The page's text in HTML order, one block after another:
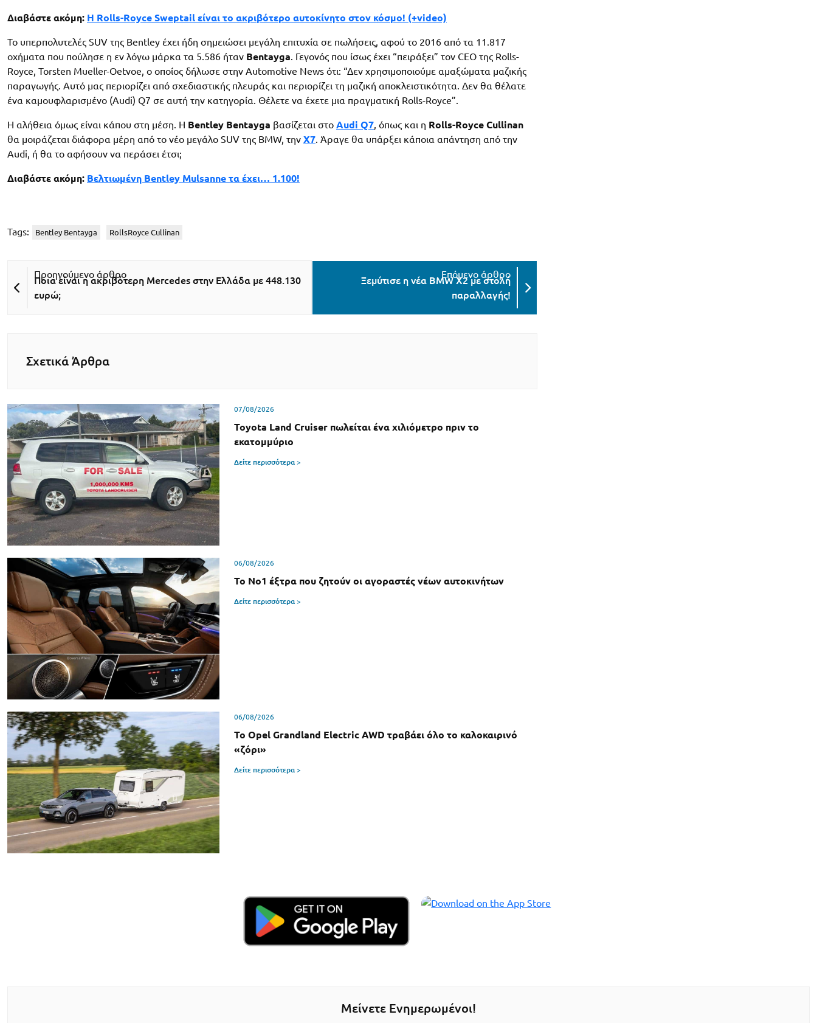
Διαβάστε ακόμη: Η Rolls-Royce Sweptail είναι το ακριβότερο αυτοκίνητο στον κόσμο! (+video)
To υπερπολυτελές SUV της Bentley έχει ήδη σημειώσει μεγάλη επιτυχία σε πωλήσεις, αφού το 2016 από τα 11.817
οχήματα που πούλησε η εν λόγω μάρκα τα 5.586 ήταν Bentayga. Γεγονός που ίσως έχει “πειράξει” τον CEO της Rolls-
Royce, Torsten Mueller-Oetvoe, ο οποίος δήλωσε στην Automotive News ότι: “Δεν χρησιμοποιούμε αμαξώματα μαζικής
παραγωγής. Αυτό μας περιορίζει από σχεδιαστικής πλευράς και περιορίζει τη μαζική αποκλειστικότητα. Δεν θα θέλατε
ένα καμουφλαρισμένο (Audi) Q7 σε αυτή την κατηγορία. Θέλετε να έχετε μια πραγματική Rolls-Royce”.
Η αλήθεια όμως είναι κάπου στη μέση. Η Bentley Bentayga βασίζεται στο Audi Q7, όπως και η Rolls-Royce Cullinan
θα μοιράζεται διάφορα μέρη από το νέο μεγάλο SUV της BMW, την X7. Άραγε θα υπάρξει κάποια απάντηση από την
Audi, ή θα το αφήσουν να περάσει έτσι;
Διαβάστε ακόμη: Βελτιωμένη Bentley Mulsanne τα έχει… 1.100!
Tags: Bentley Bentayga RollsRoyce Cullinan
Ποια είναι η ακριβότερη Mercedes στην Ελλάδα με 448.130
ευρώ;
Ξεμύτισε η νέα BMW X2 με στολή
παραλλαγής!
Σχετικά Άρθρα
07/08/2026
Toyota Land Cruiser πωλείται ένα χιλιόμετρο πριν το
εκατομμύριο
Δείτε περισσότερα >
06/08/2026
Το Νο1 έξτρα που ζητούν οι αγοραστές νέων αυτοκινήτων
Δείτε περισσότερα >
06/08/2026
Το Opel Grandland Electric AWD τραβάει όλο το καλοκαιρινό
«ζόρι»
Δείτε περισσότερα >
Μείνετε Ενημερωμένοι!